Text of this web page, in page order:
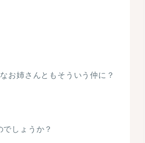
お姉さんともそういう仲に？
しょうか？